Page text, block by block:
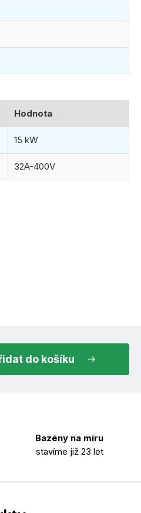
Hodnota
15 kW
32A-400V
do košíku
Bazény na míru
stavíme již 23 let